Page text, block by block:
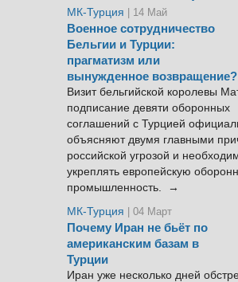
МК-Турция | 14 Май
Военное сотрудничество
Бельгии и Турции:
прагматизм или
вынужденное возвращение?
Визит бельгийской королевы
подписание девяти оборонных
соглашений с Турцией
объясняют двумя главными
российской угрозой и
укреплять европейскую
промышленность. →
МК-Турция
| 04 Март
Почему Иран не бьёт по
американским базам в
Турции
Иран уже несколько дней